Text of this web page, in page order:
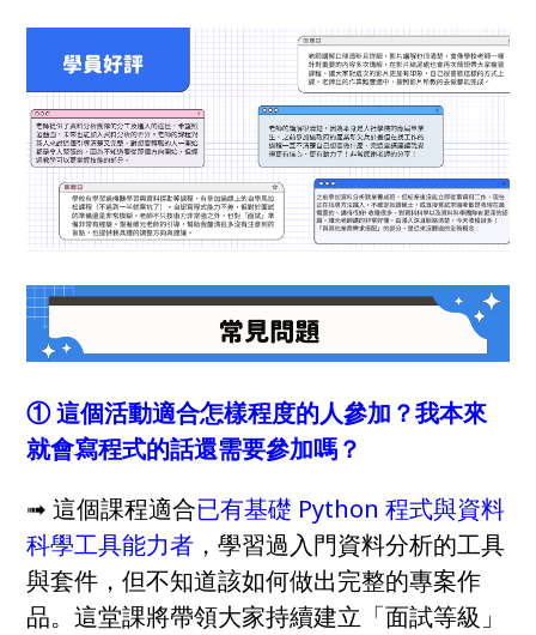
① 這個活動適合怎樣程度的人參加？我本來
就會寫程式的話還需要參加嗎？
➟ 這個課程適合已有基礎 Python 程式與資料
科學工具能力者 ，學習過入門資料分析的工具
與套件，但不知道該如何做出完整的專案作
品。這堂課將帶領大家持續建立「面試等級」